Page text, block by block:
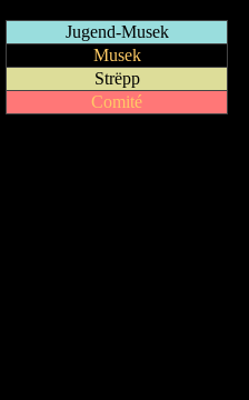
Jugend-Musek
Musek
Strëpp
Comité